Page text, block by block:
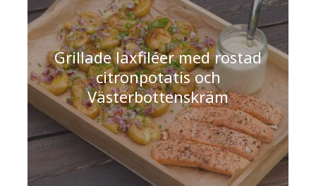
Grillade laxfiléer med rostad
citronpotatis och
Västerbottenskräm